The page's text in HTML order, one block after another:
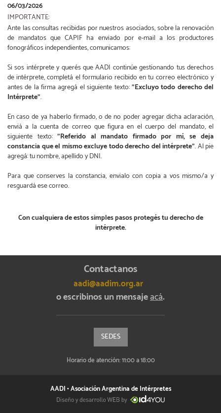
06/03/2026
IMPORTANTE:
Ante las consultas recibidas por nuestros asociados, sobre la renovación
de mandatos que CAPIF ha enviado por e-mail a los productores
fonográficos independientes, comunicamos:
Si sos intérprete y querés que AADI continúe gestionando tus derechos
de intérprete, completá el formulario recibido en tu correo electrónico y
antes de la firma agregá el siguiente texto:"Excluyo todo derecho del
Intérprete".
En caso de ya haberlo firmado, o de no poder agregar dicha aclaración,
enviá a la cuenta de correo que figura en el cuerpo del mandato, el
siguiente texto:"Referido al mandato firmado por mí, se deja
constancia que el mismo excluye todo derecho del intérprete". Al pie
agregá: tu nombre, apellido y DNI.
Para que conserves la constancia, envialo con copia a vos mismo/a y
resguardá ese correo.
Con cualquiera de estos simples pasos protegés tu derecho de
intérprete.
Contactanos
aadi@aadim.org.ar
o escribinos un mensajeacá.
SEDES
Horario de atención: 11:00 a 18:00
AADI • Asociación Argentina de Intérpretes